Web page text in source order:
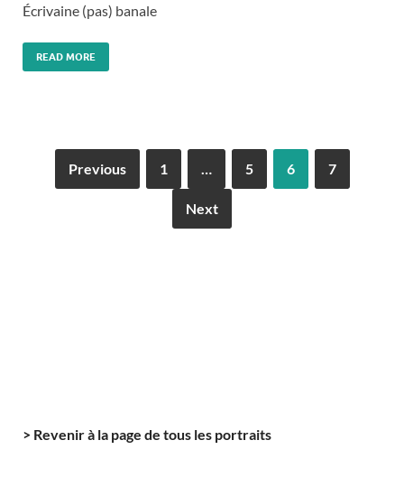
Écrivaine (pas) banale
READ MORE
Previous 1 … 5 6 7
Next
> Revenir à la page de tous les portraits